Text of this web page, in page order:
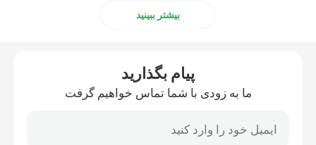
ساعت مچ فلزي کوارتز
بیشتر ببینید
پیام بگذارید
ما به زودی با شما تماس خواهیم گرفت